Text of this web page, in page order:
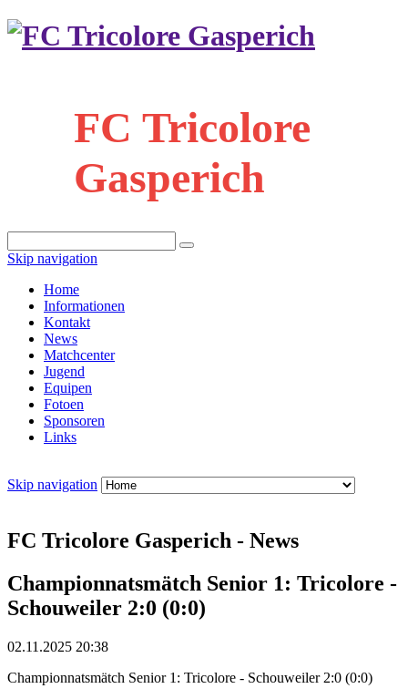
FC Tricolore
Gasperich
Skip navigation
Home
Informationen
Kontakt
News
Matchcenter
Jugend
Equipen
Fotoen
Sponsoren
Links
Skip navigation
FC Tricolore Gasperich - News
Championnatsmätch Senior 1: Tricolore -
Schouweiler 2:0 (0:0)
02.11.2025 20:38
Championnatsmätch Senior 1: Tricolore - Schouweiler 2:0 (0:0)